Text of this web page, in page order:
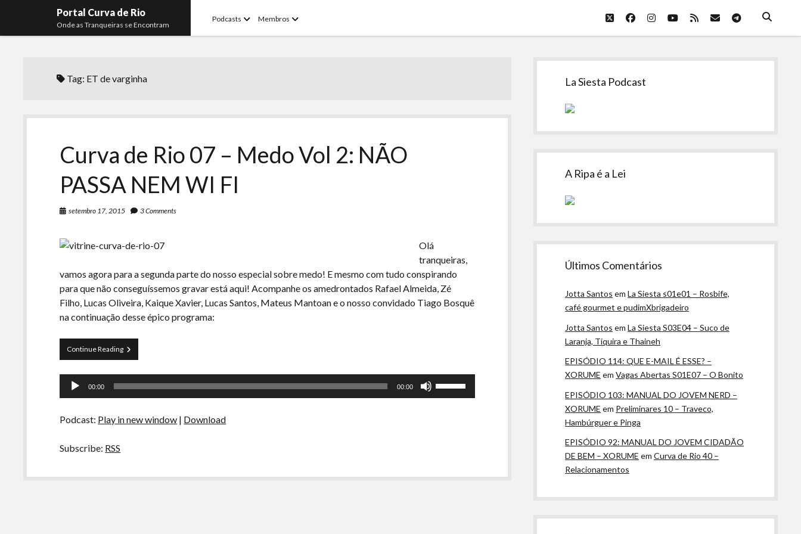
Portal Curva de Rio
Onde as Tranqueiras se Encontram
Podcasts openMembros open
twitterfacebookinstagram
youtube
rss emailtelegram
Tag: ET de varginha
Curva de Rio 07 – Medo Vol 2: NÃO
PASSA NEM WI FI
setembro 17, 2015 3 Comments
Olá
tranqueiras,
vamos agora para a segunda parte do nosso especial sobre medo! E mesmo com tudo conspirando
para que não conseguíssemos gravar está aqui! Acompanhe os amedrontados Rafael Almeida, Zé
Filho, Lucas Oliveira, Kaique Xavier, Lucas Santos, Mateus Mantoan e o nosso convidado Tiago Bosquê
na continuação desse épico programa:
Continue ReadingCurva
de
–
2:
FI
Tocador
00:00 00:00
Podcast: Play in new window | Download
Subscribe: RSS
Sidebar
La Siesta Podcast
A Ripa é a Lei
Últimos Comentários
Jotta Santos emLa Siesta s01e01 – Rosbife,
café gourmet e pudimXbrigadeiro
Jotta Santos emLa Siesta S03E04 – Suco de
Laranja, Tiquira e Thaineh
EPISÓDIO 114: QUE E-MAIL É ESSE? –
XORUME emVagas Abertas S01E07 – O Bonito
EPISÓDIO 103: MANUAL DO JOVEM NERD –
XORUME em Preliminares 10 – Traveco,
Hambúrguer e Pinga
EPISÓDIO 92: MANUAL DO JOVEM CIDADÃO
DE BEM – XORUME emCurva de Rio 40 –
Relacionamentos